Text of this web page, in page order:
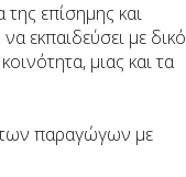
της επίσημης και
εκπαιδεύσει µε δικό
μιας και τα
των παραγώγων με